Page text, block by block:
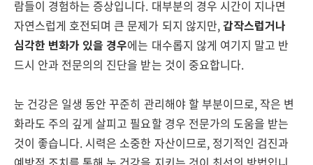
람들이 경험하는 증상입니다. 대부분의 경우 시간이 지나면
자연스럽게 호전되며 큰 문제가 되지 않지만,갑작스럽거나
심각한 변화가 있을 경우에는 대수롭지 않게 여기지 말고 반
드시 안과 전문의의 진단을 받는 것이 중요합니다.
눈 건강은 일생 동안 꾸준히 관리해야 할 부분이므로, 작은 변
화라도 주의 깊게 살피고 필요할 경우 전문가의 도움을 받는
것이 좋습니다. 시력은 소중한 자산이므로, 정기적인 검진과